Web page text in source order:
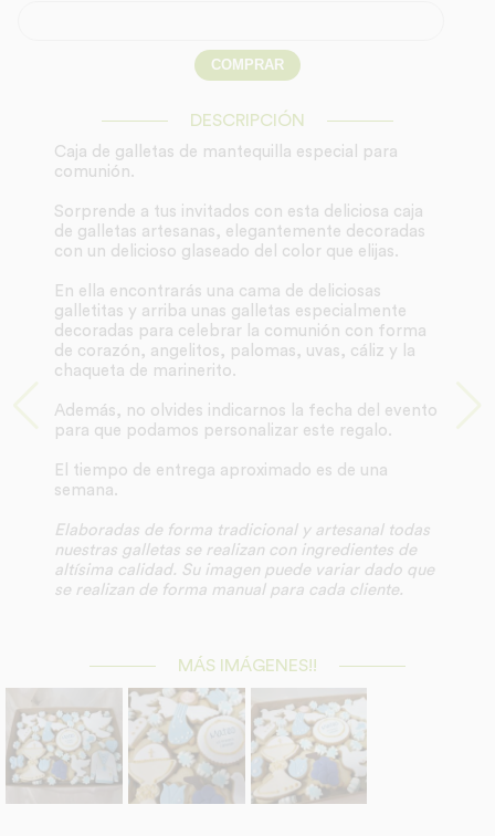
DESCRIPCIÓN
Caja de galletas de mantequilla especial para
comunión.
Sorprende a tus invitados con esta deliciosa caja
de galletas artesanas, elegantemente decoradas
con un delicioso glaseado del color que elijas.
En ella encontrarás una cama de deliciosas
galletitas y arriba unas galletas especialmente
decoradas para celebrar la comunión con forma
de corazón, angelitos, palomas, uvas, cáliz y la
chaqueta de marinerito.
Además, no olvides indicarnos la fecha del evento
para que podamos personalizar este regalo.
El tiempo de entrega aproximado es de una
semana.
Elaboradas de forma tradicional y artesanal todas
nuestras galletas se realizan con ingredientes de
altísima calidad. Su imagen puede variar dado que
se realizan de forma manual para cada cliente.
MÁS IMÁGENES!!